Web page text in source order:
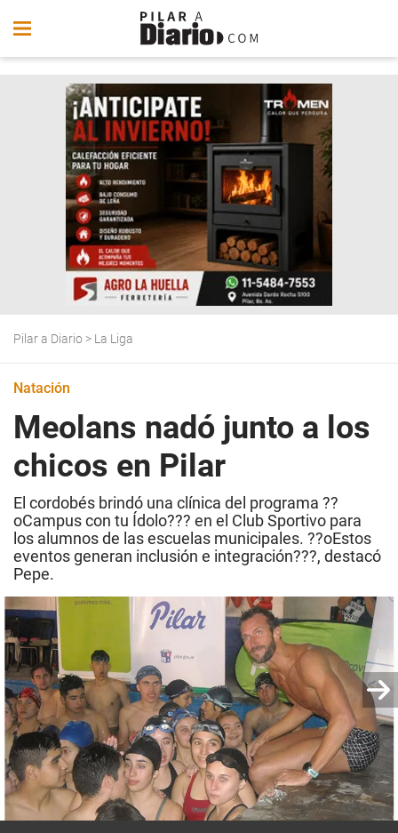
Pilar a Diario > La Liga
Natación
Meolans nadó junto a los
chicos en Pilar
El cordobés brindó una clínica del programa ??
oCampus con tu Ídolo??? en el Club Sportivo para
los alumnos de las escuelas municipales. ??oEstos
eventos generan inclusión e integración???, destacó
Pepe.